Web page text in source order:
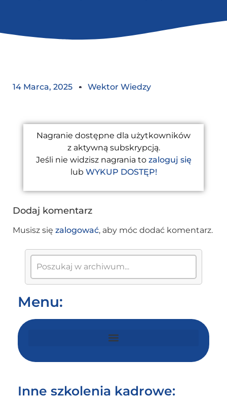
14 Marca, 2025 Wektor Wiedzy
Nagranie dostępne dla użytkowników
z aktywną subskrypcją.
Jeśli nie widzisz nagrania to zaloguj się
lub WYKUP DOSTĘP!
Dodaj komentarz
Musisz się zalogować, aby móc dodać komentarz.
Menu:
Inne szkolenia kadrowe: